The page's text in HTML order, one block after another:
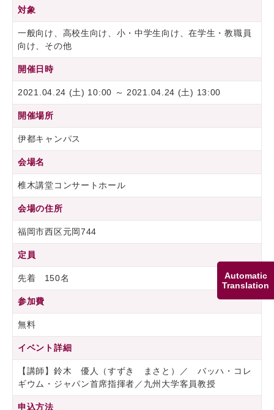
Automatic
Translation
対象
一般向け、高校生向け、小・中学生向け、在学生・教職員
向け、その他
開催日時
2021.04.24 (土) 10:00 ～ 2021.04.24 (土) 13:00
開催場所
伊都キャンパス
会場名
椎木講堂コンサートホール
会場の住所
福岡市西区元岡744
定員
先着 150名
参加費
無料
イベント詳細
【講師】鈴木 優人（すずき まさと）／ バッハ・コレ
ギウム・ジャパン首席指揮者／九州大学客員教授
申込方法